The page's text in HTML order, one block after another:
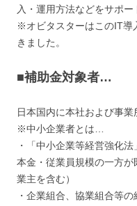
入・運用方法などをサポー
※オビタスターはこのIT導
きました。
■補助金対象者…
日本国内に本社および事業
※中小企業者とは…
・「中小企業等経営強化
本金・従業員規模の一方
業主を含む）
・企業組合、協業組合等の